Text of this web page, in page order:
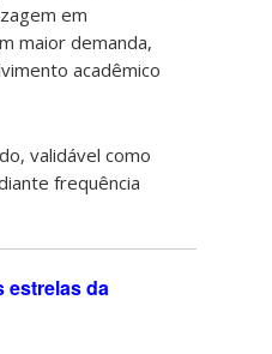
em
maior demanda,
acadêmico
validável como
frequência
estrelas da